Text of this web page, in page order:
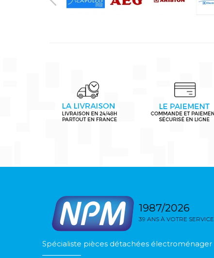
1987/2026
39 ANS À VOTRE SERVICE
Spécialiste pièces détachées électroménager